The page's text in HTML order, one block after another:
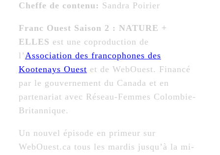
Cheffe de contenu: Sandra Poirier
Franc Ouest Saison 2 : NATURE +
ELLES est une coproduction de
l’Association des francophones des
Kootenays Ouest et de WebOuest. Financé
par le gouvernement du Canada et en
partenariat avec Réseau-Femmes Colombie-
Britannique.
Un nouvel épisode en primeur sur
WebOuest.ca tous les mardis jusqu’à la mi-